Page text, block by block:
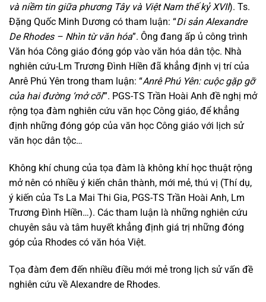
và niềm tin giữa phương Tây và Việt Nam thế kỷ XVII). Ts.
Đặng Quốc Minh Dương có tham luận: “Di sản Alexandre
De Rhodes – Nhìn từ văn hóa”. Ông đang ấp ủ công trình
Văn hóa Công giáo đóng góp vào văn hóa dân tộc. Nhà
nghiên cứu-Lm Trương Đình Hiền đã khẳng định vị trí của
Anrê Phú Yên trong tham luận: “Anrê Phú Yên: cuộc gặp gỡ
của hai đường ‘mở cõi’”. PGS-TS Trần Hoài Anh đề nghị mở
rộng tọa đàm nghiên cứu văn học Công giáo, để khẳng
định những đóng góp của văn học Công giáo với lịch sử
văn học dân tộc…
Không khí chung của tọa đàm là không khí học thuật rộng
mở nên có nhiều ý kiến chân thành, mới mẻ, thú vị (Thí dụ,
ý kiến của Ts La Mai Thi Gia, PGS-TS Trần Hoài Anh, Lm
Trương Đình Hiền…). Các tham luận là những nghiên cứu
chuyên sâu và tâm huyết khẳng định giá trị những đóng
góp của Rhodes có văn hóa Việt.
Tọa đàm đem đến nhiều điều mới mẻ trong lịch sử vấn đề
nghiên cứu về Alexandre de Rhodes.